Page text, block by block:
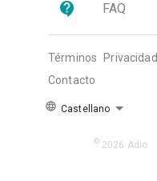
FAQ
Términos
Privacidad
Contacto
Castellano
© 2026 Adio.